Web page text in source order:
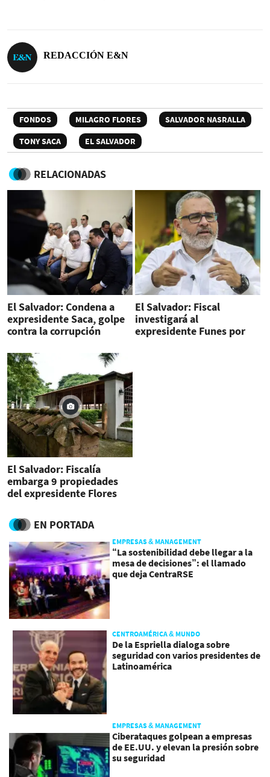
REDACCIÓN E&N
FONDOS MILAGRO FLORES
SALVADOR NASRALLA
TONY SACA
EL SALVADOR
RELACIONADAS
El Salvador: Condena a
expresidente Saca, golpe
contra la corrupción
El Salvador: Fiscal
investigará al
expresidente Funes por
El Salvador: Fiscalía
embarga 9 propiedades
del expresidente Flores
EN PORTADA
EMPRESAS & MANAGEMENT
“La sostenibilidad debe llegar a la
mesa de decisiones”: el llamado
que deja CentraRSE
CENTROAMÉRICA & MUNDO
De la Espriella dialoga sobre
seguridad con varios presidentes de
Latinoamérica
EMPRESAS & MANAGEMENT
Ciberataques golpean a empresas
de EE.UU. y elevan la presión sobre
su seguridad